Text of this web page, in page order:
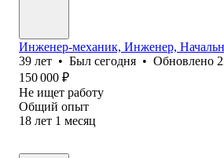
Инженер-механик, Инженер,
39 лет • Был сегодня • Обновлено
150 000 ₽
Не ищет работу
Общий опыт
18 лет 1 месяц